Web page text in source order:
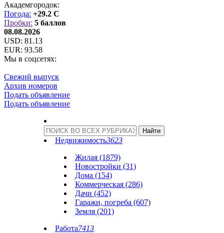
Академгородок:
Погода: +29.2 C
Пробки: 5 баллов
08.08.2026
USD: 81.13
EUR: 93.58
Мы в соцсетях:
Свежий выпуск
Архив номеров
Подать объявление
Подать объявление
Недвижимость3623
Жилая (1879)
Новостройки (31)
Дома (154)
Коммерческая (286)
Дачи (452)
Гаражи, погреба (607)
Земля (201)
Работа7413